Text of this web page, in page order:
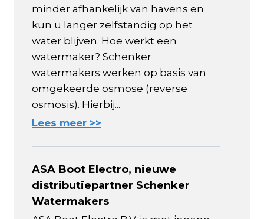
minder afhankelijk van havens en
kun u langer zelfstandig op het
water blijven. Hoe werkt een
watermaker? Schenker
watermakers werken op basis van
omgekeerde osmose (reverse
osmosis). Hierbij...
Lees meer >>
ASA Boot Electro, nieuwe
distributiepartner Schenker
Watermakers